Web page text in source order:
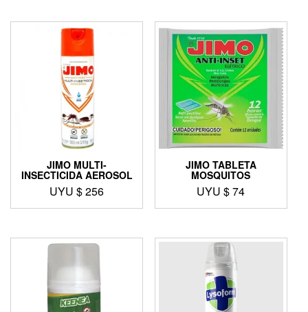
JIMO MULTI-
INSECTICIDA AEROSOL
UYU $256
JIMO TABLETA
MOSQUITOS
UYU $74